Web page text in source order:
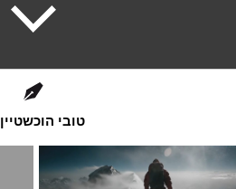
טובי הוכשטיין AI